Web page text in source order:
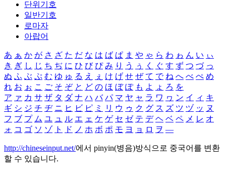
단위기호
일반기호
로마자
아랍어
あ ぁ か が さ ざ た だ な は ば ぱ ま や ゃ ら わ ゎ ん い ぃ
き ぎ し じ ち ぢ に ひ び ぴ み り う ぅ く ぐ す ず つ づ っ
ぬ ふ ぶ ぷ む ゆ ゅ る え ぇ け げ せ ぜ て で ね へ べ ぺ め
れ お ぉ こ ご そ ぞ と ど の ほ ぼ ぽ も よ ょ ろ を
ア ァ カ サ ザ タ ダ ナ ハ バ パ マ ヤ ャ ラ ワ ヮ ン イ ィ キ
ギ シ ジ チ ヂ ニ ヒ ビ ピ ミ リ ウ ゥ ク グ ス ズ ツ ヅ ッ ヌ
フ ブ プ ム ユ ュ ル エ ェ ケ ゲ セ ゼ テ デ ヘ ベ ペ メ レ オ
ォ コ ゴ ソ ゾ ト ド ノ ホ ボ ポ モ ヨ ョ ロ ヲ ―
http://chineseinput.net/에서 pinyin(병음)방식으로 중국어를 변환
할 수 있습니다.